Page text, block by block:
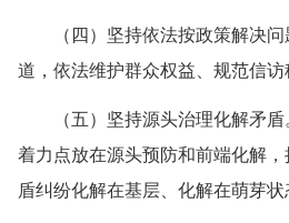
（四）坚持依法按政策解决问
道，依法维护群众权益、规范信访
（五）坚持源头治理化解矛盾
着力点放在源头预防和前端化解
盾纠纷化解在基层、化解在萌芽状